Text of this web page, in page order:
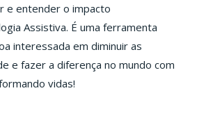
e entender o impacto
Assistiva. É uma ferramenta
interessada em diminuir as
e fazer a diferença no mundo com
vidas!